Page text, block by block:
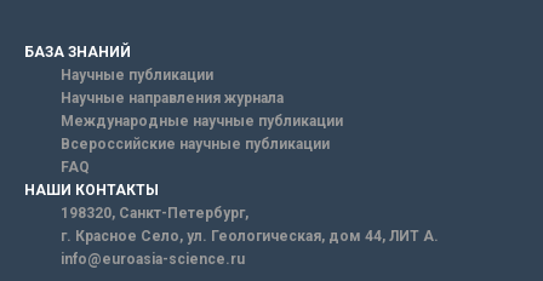
БАЗА ЗНАНИЙ
Научные публикации
Научные направления журнала
Международные научные публикации
Всероссийские научные публикации
FAQ
НАШИ КОНТАКТЫ
198320, Санкт-Петербург,
г. Красное Село, ул. Геологическая, дом 44, ЛИТ А.
info@euroasia-science.ru